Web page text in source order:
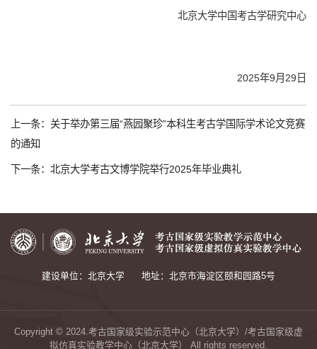
北京大学中国考古学研究中心
2025年9月29日
上一条： 关于举办第三届“燕园聚珍”本科生考古学国际学术论文竞赛
的通知
下一条： 北京大学考古文博学院举行2025年毕业典礼
建设单位：北京大学 地址：北京市海淀区颐和园路5号
Copyright © 2024.考古国家级实验示范中心（北京大学）/考古国家级虚
拟仿真实验教学中心（北京大学） All rights reserved.